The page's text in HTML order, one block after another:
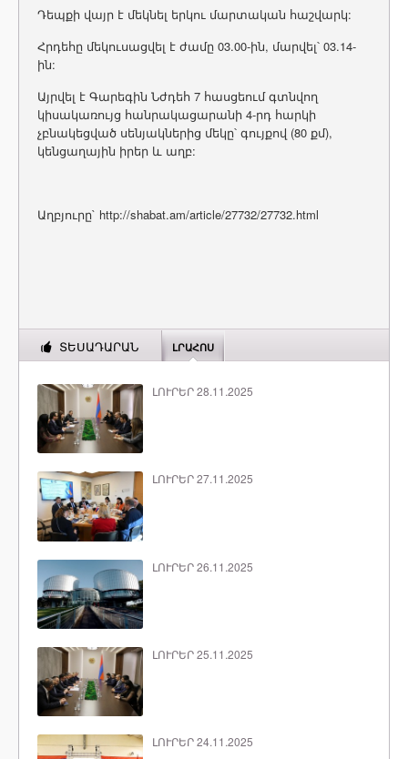
Դեպքի վայր է մեկնել երկու մարտական հաշվարկ:
Հրդեհը մեկուսացվել է ժամը 03.00-ին, մարվել՝ 03.14-
ին:
Այրվել է Գարեգին Նժդեհ 7 հասցեում գտնվող
կիսակառույց հանրակացարանի 4-րդ հարկի
չբնակեցված սենյակներից մեկը՝ գույքով (80 քմ),
կենցաղային իրեր և աղբ:
Աղբյուրը` http://shabat.am/article/27732/27732.html
ՏԵՍԱԴԱՐԱՆ ԼՐԱՀՈՍ
ԼՈՒՐԵՐ 28.11.2025
ԼՈՒՐԵՐ 27.11.2025
ԼՈՒՐԵՐ 26.11.2025
ԼՈՒՐԵՐ 25.11.2025
ԼՈՒՐԵՐ 24.11.2025